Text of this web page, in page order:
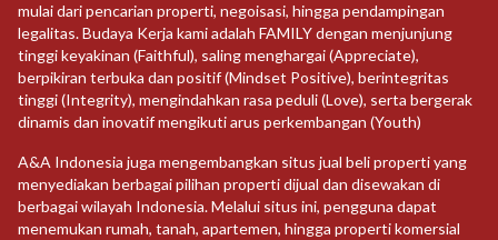
mulai dari pencarian properti, negoisasi, hingga pendampingan
legalitas. Budaya Kerja kami adalah FAMILY dengan menjunjung
tinggi keyakinan (Faithful), saling menghargai (Appreciate),
berpikiran terbuka dan positif (Mindset Positive), berintegritas
tinggi (Integrity), mengindahkan rasa peduli (Love), serta bergerak
dinamis dan inovatif mengikuti arus perkembangan (Youth)
A&A Indonesia juga mengembangkan situs jual beli properti yang
menyediakan berbagai pilihan properti dijual dan disewakan di
berbagai wilayah Indonesia. Melalui situs ini, pengguna dapat
menemukan rumah, tanah, apartemen, hingga properti komersial